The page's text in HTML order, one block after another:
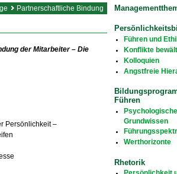
Partnerschaftliche Bindung
der Mitarbeiter – Die
Persönlichkeit –
Führen und
Konflikte
Kolloquien
Angstfreie
Führen
Grundwissen
Werthorizonte
Rhetorik